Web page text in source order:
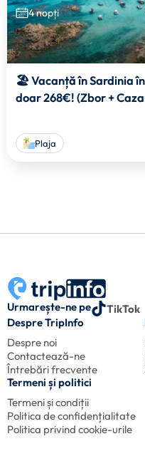
4 nopți
🏖️ Vacanță în Sardinia
doar 268€! (Zbor +
Plaja
Urmarește-ne pe
TikTok
Despre TripInfo
Despre noi
Contactează-ne
Întrebări frecvente
Termeni și politici
Termeni și condiții
Politica de confidențialitate
Politica privind cookie-urile